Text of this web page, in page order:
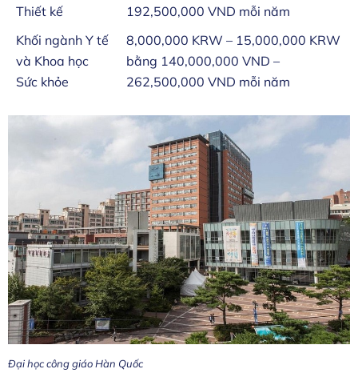
Thiết kế
192,500,000 VND mỗi năm
Khối ngành Y tế
và Khoa học
Sức khỏe
8,000,000 KRW – 15,000,000 KRW
bằng 140,000,000 VND –
262,500,000 VND mỗi năm
Đại học công giáo Hàn Quốc